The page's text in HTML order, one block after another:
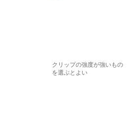
クリップの強度が強いもの
を選ぶとよい